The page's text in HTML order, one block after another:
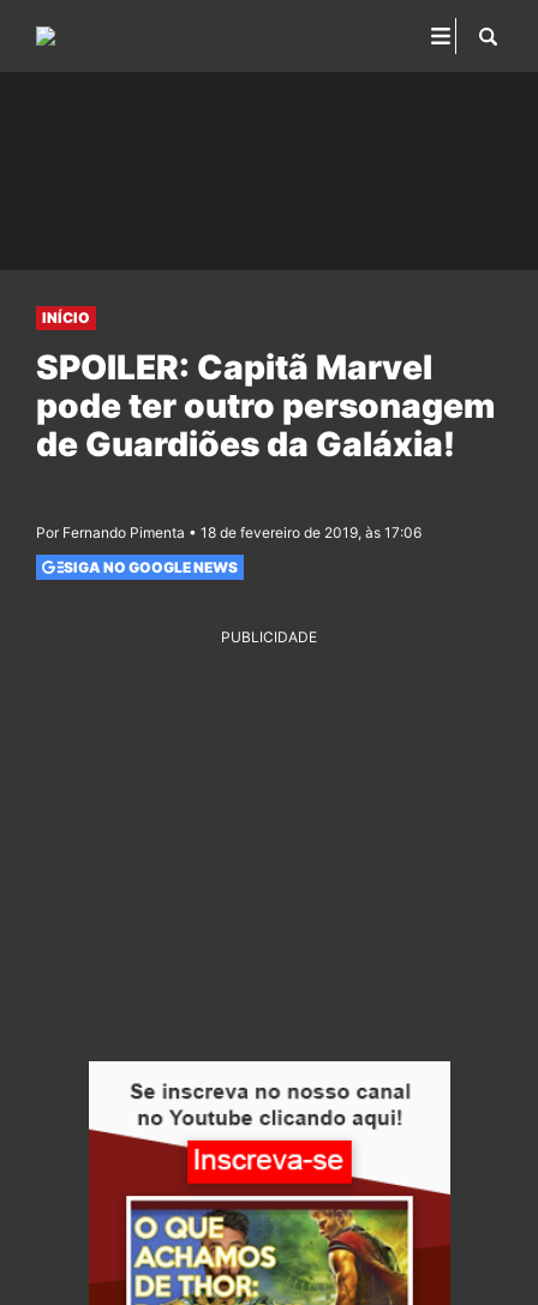
INÍCIO
SPOILER: Capitã Marvel
pode ter outro personagem
de Guardiões da Galáxia!
Por Fernando Pimenta • 18 de fevereiro de 2019, às 17:06
SIGA NO GOOGLE NEWS
PUBLICIDADE